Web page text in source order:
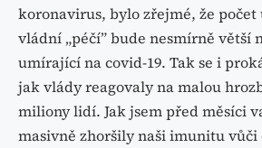
koronavirus, bylo zřejmé, že
vládní „péčí” bude nesmírně větší
umírající na covid-19. Tak se i
jak vlády reagovaly na malou
miliony lidí. Jak jsem před měsíci
masivně zhoršily naši imunitu